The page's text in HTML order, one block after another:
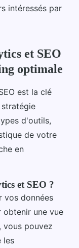
intéressés par
et SEO
optimale
est la clé
d'outils,
de votre
en
et SEO ?
vos données
obtenir une vue
vous pouvez
les